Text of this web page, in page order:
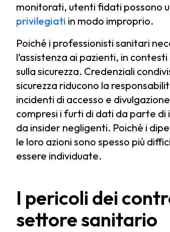
monitorati, utenti fidati possono
privilegiati in modo improprio.
Poiché i professionisti sanitari
l’assistenza ai pazienti, in
sulla sicurezza. Credenziali
sicurezza riducono la
incidenti di accesso e
compresi i furti di dati da parte di
da insider negligenti. Poiché i
le loro azioni sono spesso più
essere individuate.
I pericoli dei
settore sanitario